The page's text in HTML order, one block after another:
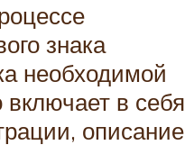
знака
необходимой
в себя
описание